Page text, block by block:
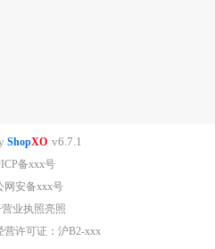
ShopXO v6.7.1
备xxx号
安备xxx号
业执照亮照
营许可证：沪B2-xxx